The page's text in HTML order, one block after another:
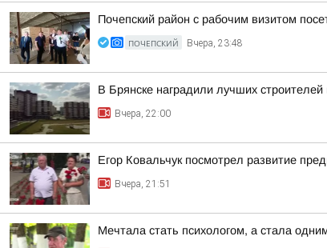
Почепский район с рабочим визитом
ПОЧЕПСКИЙ Вчера, 23:48
В Брянске наградили лучших
Вчера, 22:00
Егор Ковальчук посмотрел развитие
Вчера, 21:51
Мечтала стать психологом, а стала